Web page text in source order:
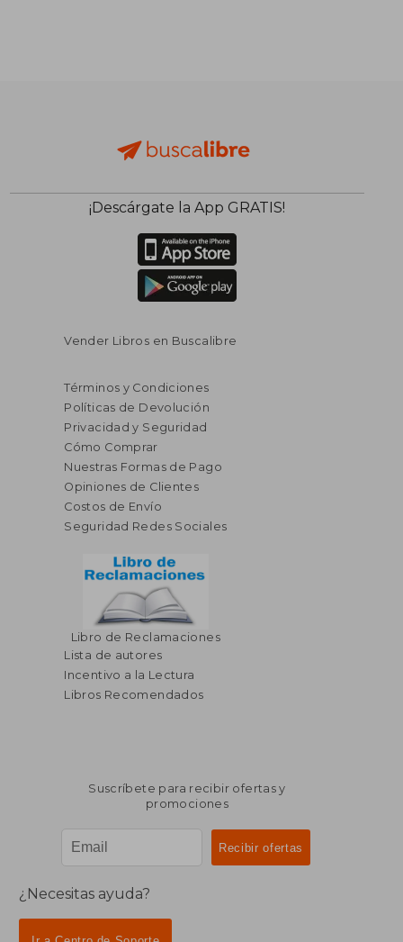
¡Descárgate la App GRATIS!
Vender Libros en Buscalibre
Términos y Condiciones
Políticas de Devolución
Privacidad y Seguridad
Cómo Comprar
Nuestras Formas de Pago
Opiniones de Clientes
Costos de Envío
Seguridad Redes Sociales
Libro de Reclamaciones
Lista de autores
Incentivo a la Lectura
Libros Recomendados
Suscríbete para recibir ofertas y
promociones
¿Necesitas ayuda?